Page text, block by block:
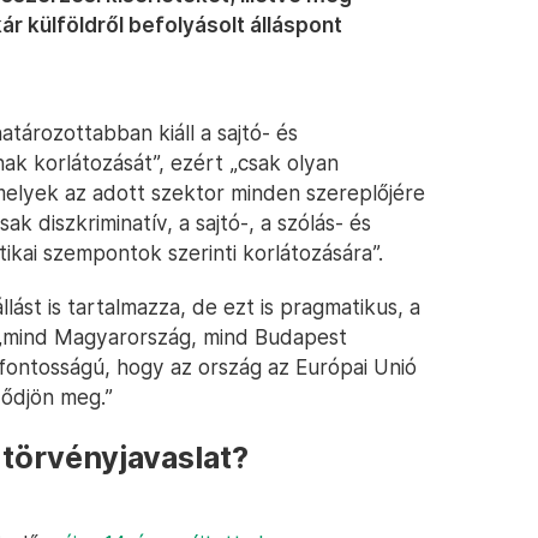
külföldről befolyásolt álláspont
kiáll a sajtó- és
korlátozását”, ezért „csak olyan
az adott szektor minden szereplőjére
diszkriminatív, a sajtó-, a szólás- és
szempontok szerinti korlátozására”.
is tartalmazza, de ezt is pragmatikus, a
Magyarország, mind Budapest
hogy az ország az Európai Unió
meg.”